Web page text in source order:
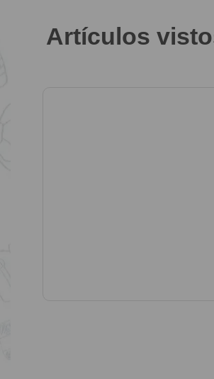
Artículos